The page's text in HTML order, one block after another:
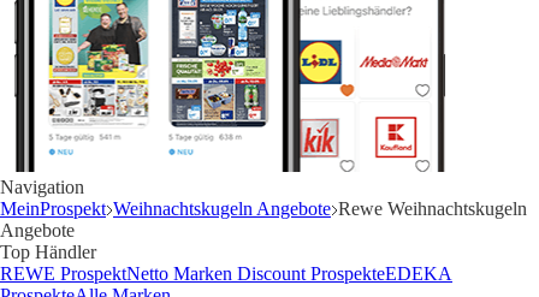
Navigation
MeinProspekt Weihnachtskugeln Angebote Rewe Weihnachtskugeln
Angebote
Top Händler
REWE ProspektNetto Marken Discount ProspekteEDEKA